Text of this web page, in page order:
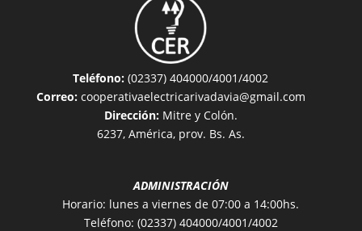
Teléfono: (02337) 404000/4001/4002
Correo:cooperativaelectricarivadavia@gmail.com
Dirección: Mitre y Colón.
6237, América, prov. Bs. As.
ADMINISTRACIÓN
Horario: lunes a viernes de 07:00 a 14:00hs.
Teléfono: (02337) 404000/4001/4002